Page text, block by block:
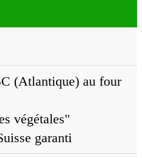
(Atlantique) au four
végétales"
garanti